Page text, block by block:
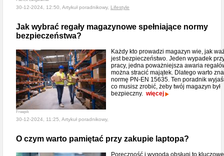
30-12-2024, 12:50, Artykuł poradnikowy, Lifestyle
Jak wybrać regały magazynowe spełniające normy
bezpieczeństwa?
Freepik
Każdy kto prowadzi magazyn wie, jak
jest bezpieczeństwo. Jeden wypadek
pracy, jedna poważniejsza awaria
można stracić majątek. Dlatego warto
normę PN-EN 15635. Ten poradnik
co musisz zrobić, żeby twój magazyn był
bezpieczny. więcej
30-12-2024, 11:25, Artykuł poradnikowy,
O czym warto pamiętać przy zakupie laptopa?
Poręczność i wygoda obsługi to kluczowe